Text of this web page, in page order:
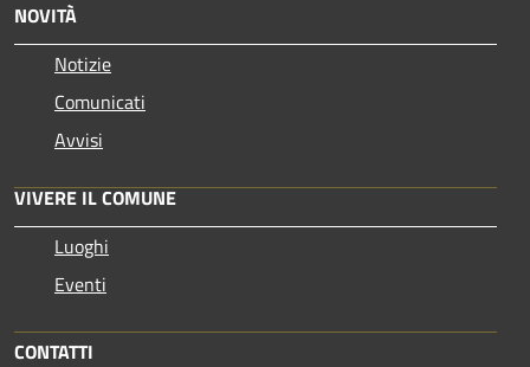
NOVITÀ
Notizie
Comunicati
Avvisi
VIVERE IL COMUNE
Luoghi
Eventi
CONTATTI